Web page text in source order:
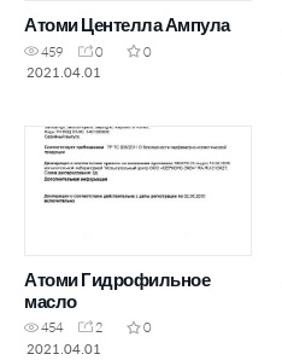
Атоми Центелла Ампула
459 0
0
2021.04.01
Атоми Гидрофильное
масло
454 2
0
2021.04.01